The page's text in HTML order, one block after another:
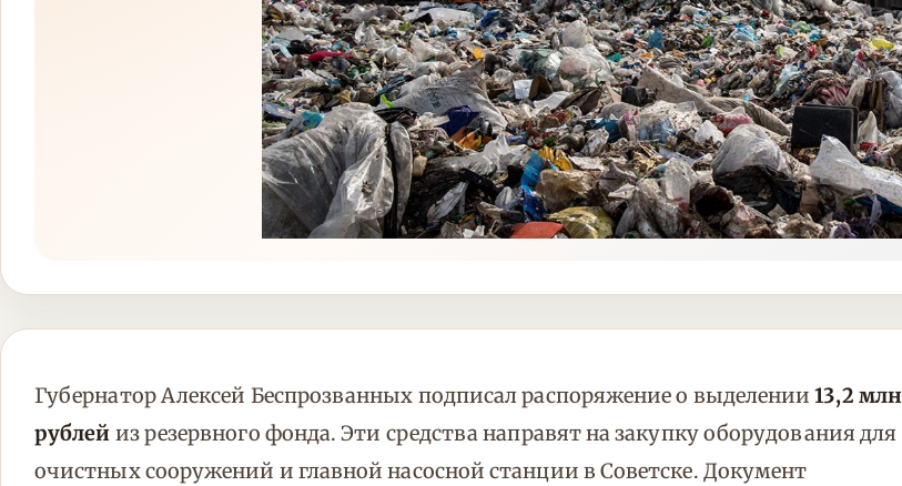
Губернатор Алексей Беспрозванных подписал распоряжение о выделении13,2 млн
рублей из резервного фонда. Эти средства направят на закупку оборудования для
очистных сооружений и главной насосной станции в Советске. Документ